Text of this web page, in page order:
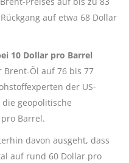
auf etwa 68 Dollar
10 Dollar pro Barrel
Brent-Öl auf 76 bis 77
der US-
geopolitische
Barrel.
davon ausgeht, dass
auf rund 60 Dollar pro